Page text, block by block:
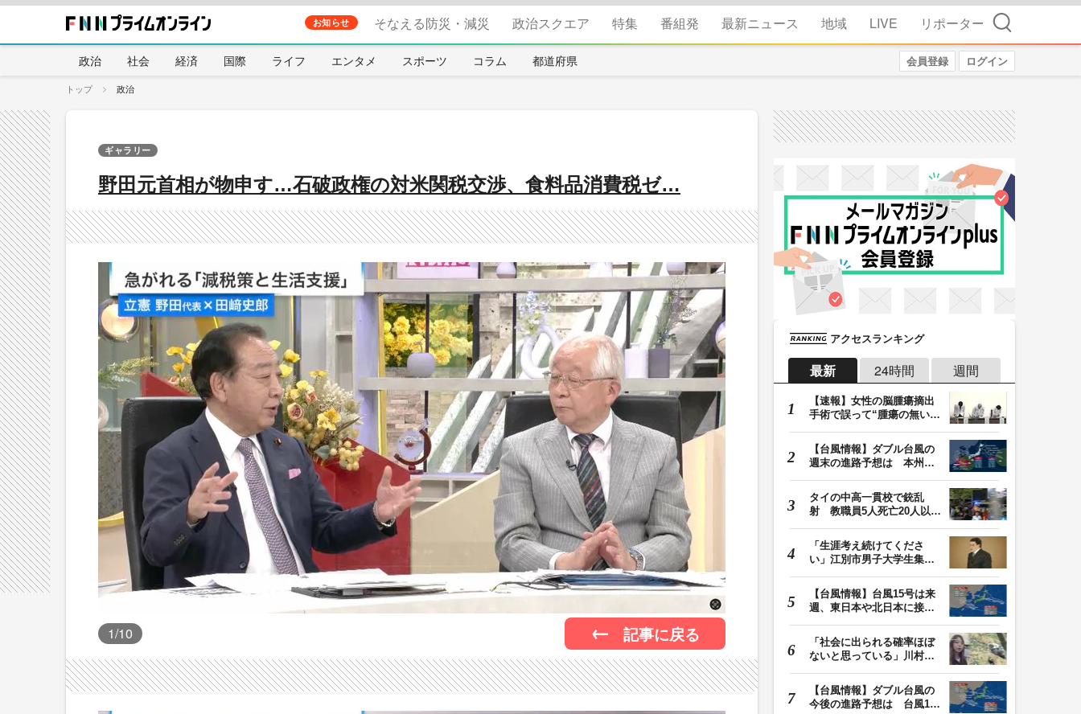
お知らせ そなえる防災・減災 政治スクエア 特集 番組発 最新ニュース 地域 LIVE リポーター 検索
政治 社会 経済 国際 ライフ エンタメ スポーツ コラム 都道府県 会員登録 ログイン
トップ 政治
野田元首相が物申す…石破政権の対米関税交渉、食料品消費税ゼ…
ギャラリー
1/10 記事に戻る
アクセスランキング
最新 24時間 週間
【速報】女性の脳腫瘍摘出
手術で誤って“腫瘍の無い部
【台風情報】ダブル台風の
週末の進路予想は 本州は
タイの中高一貫校で銃乱
射 教職員5人死亡20人以上
「生涯考え続けてくださ
い」江別市男子大学生集団
【台風情報】台風15号は来
週、東日本や北日本に接近
「社会に出られる確率ほぼ
ないと思っている」川村葉
【台風情報】ダブル台風の
今後の進路予想は 台風13